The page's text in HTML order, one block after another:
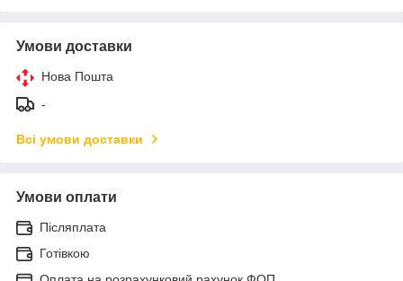
Умови доставки
Нова Пошта
-
Всі умови доставки
Умови оплати
Післяплата
Готівкою